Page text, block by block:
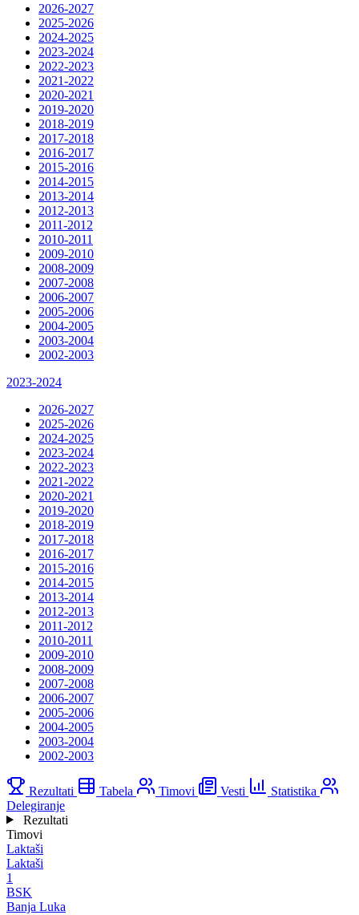
2026-2027
2025-2026
2024-2025
2023-2024
2022-2023
2021-2022
2020-2021
2019-2020
2018-2019
2017-2018
2016-2017
2015-2016
2014-2015
2013-2014
2012-2013
2011-2012
2010-2011
2009-2010
2008-2009
2007-2008
2006-2007
2005-2006
2004-2005
2003-2004
2002-2003
2023-2024
2026-2027
2025-2026
2024-2025
2023-2024
2022-2023
2021-2022
2020-2021
2019-2020
2018-2019
2017-2018
2016-2017
2015-2016
2014-2015
2013-2014
2012-2013
2011-2012
2010-2011
2009-2010
2008-2009
2007-2008
2006-2007
2005-2006
2004-2005
2003-2004
2002-2003
Rezultati Tabela Timovi Vesti
Statistika
Delegiranje
Rezultati
Timovi
Laktaši
Laktaši
1
BSK
Banja Luka